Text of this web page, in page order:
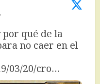
por qué de la
no caer en el
03/20/cro…